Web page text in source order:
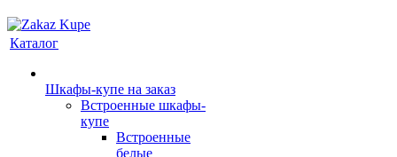
Каталог
Шкафы-купе на заказ
Встроенные шкафы-
купе
Встроенные
белые